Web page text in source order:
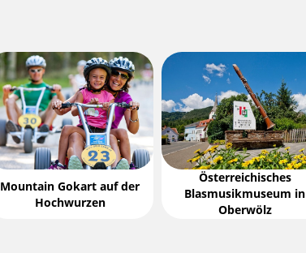
Mountain Gokart auf der
Hochwurzen
Österreichisches
Blasmusikmuseum in
Oberwölz